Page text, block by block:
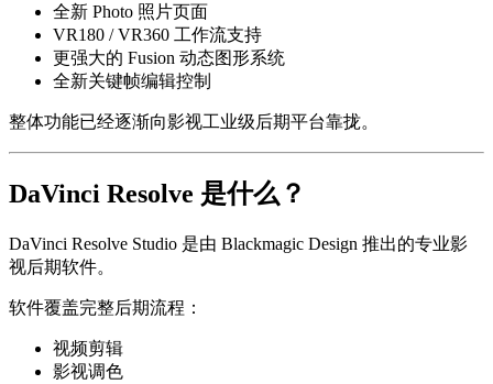
全新 Photo 照片页面
VR180 / VR360 工作流支持
更强大的 Fusion 动态图形系统
全新关键帧编辑控制
整体功能已经逐渐向影视工业级后期平台靠拢。
DaVinci Resolve 是什么？
DaVinci Resolve Studio 是由 Blackmagic Design 推出的专业影
视后期软件。
软件覆盖完整后期流程：
视频剪辑
影视调色